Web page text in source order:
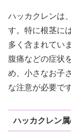
ハッカクレンは
す。特に根茎に
多く含まれてい
腹痛などの症状
め、小さなお子
な注意が必要です
ハッカクレン